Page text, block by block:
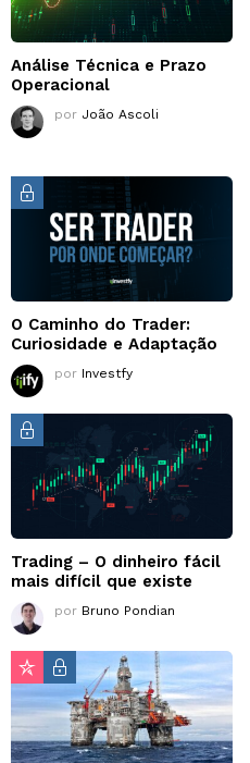
Análise Técnica e Prazo
Operacional
por João Ascoli
O Caminho do Trader:
Curiosidade e Adaptação
por Investfy
Trading – O dinheiro fácil
mais difícil que existe
por Bruno Pondian